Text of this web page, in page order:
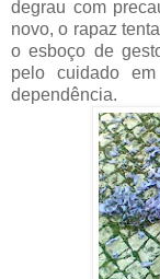
degrau com
novo, o rapaz
o esboço de
pelo cuidado
dependência.